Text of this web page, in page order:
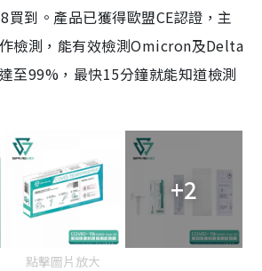
買到。產品已獲得歐盟CE認證，主
檢測，能有效檢測Omicron及Delta
至99%，最快15分鐘就能知道檢測
+2
點擊圖片放大